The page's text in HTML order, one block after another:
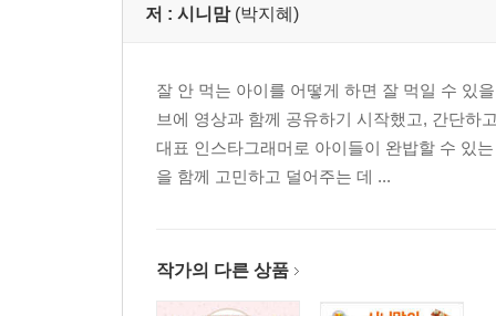
저 : 시니맘 (박지혜)
잘 안 먹는 아이를 어떻게 하면 잘 먹일 수 있
브에 영상과 함께 공유하기 시작했고, 간단하
대표 인스타그래머로 아이들이 완밥할 수 있
을 함께 고민하고 덜어주는 데 ...
작가의 다른 상품